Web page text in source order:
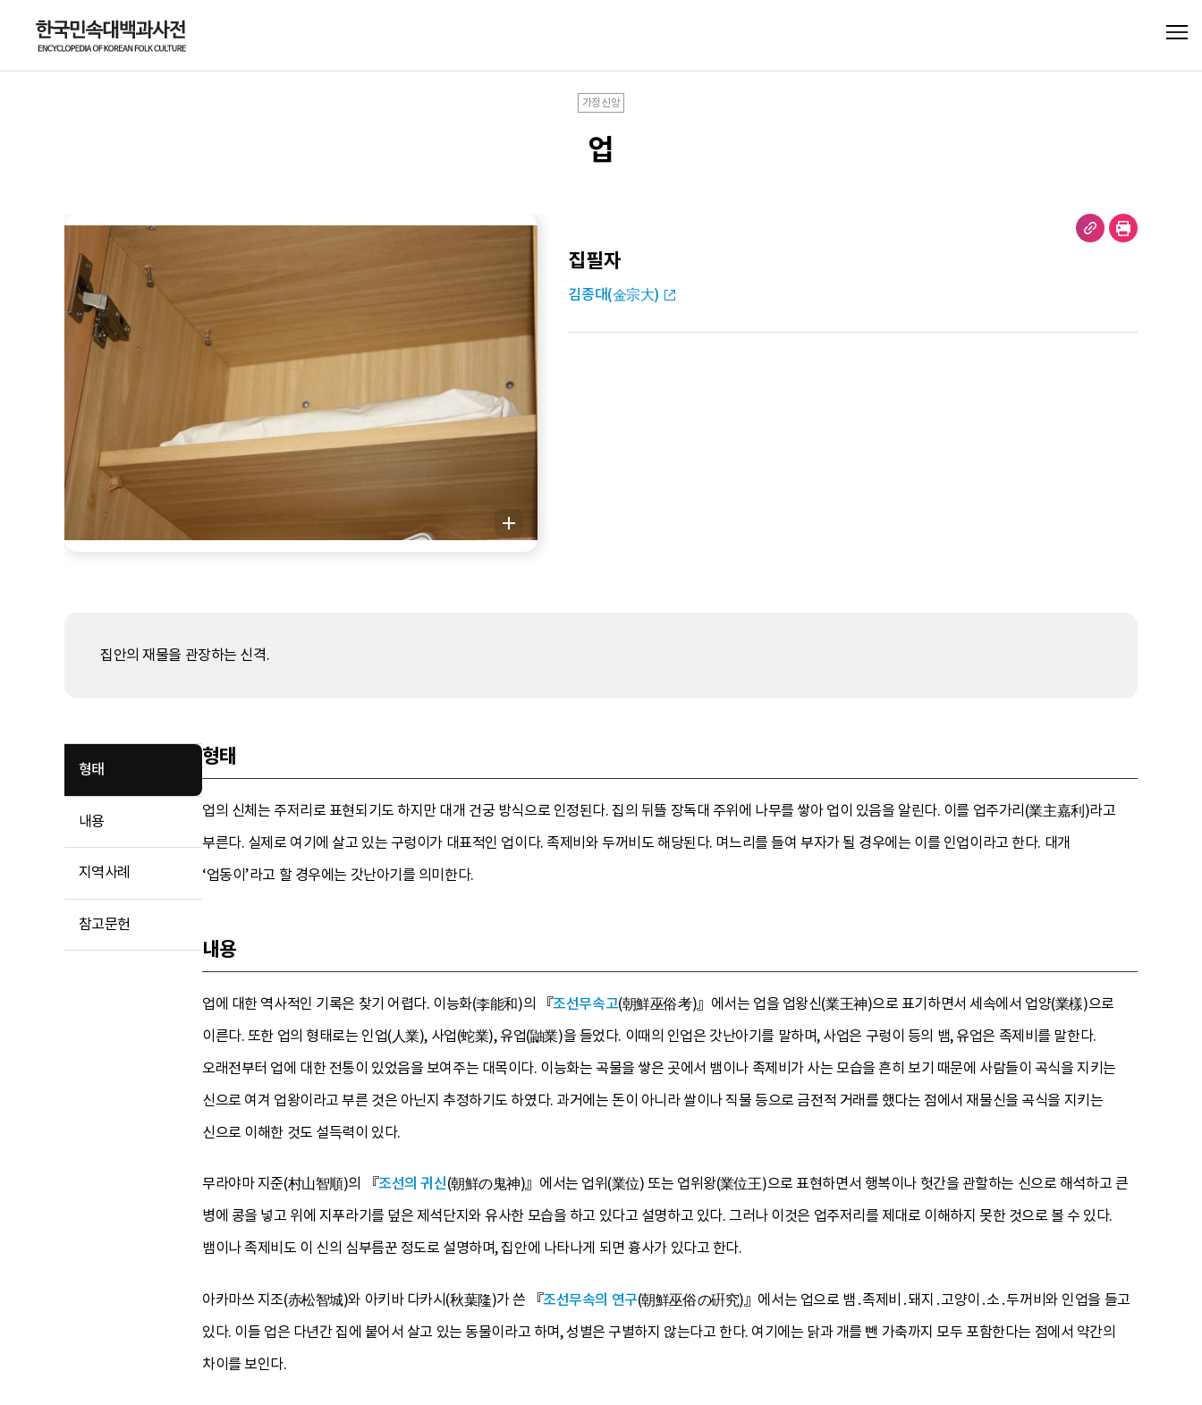
가정신앙
업
집필자
김종대(金宗大)
집안의 재물을 관장하는 신격.
형태
내용
지역사례
참고문헌
형태
업의 신체는 주저리로 표현되기도 하지만 대개 건궁 방식으로 인정된다. 집의 뒤뜰 장독대 주위에 나무를 쌓아 업이 있음을 알린다. 이를 업주가리(業主嘉利)라고
부른다. 실제로 여기에 살고 있는 구렁이가 대표적인 업이다. 족제비와 두꺼비도 해당된다. 며느리를 들여 부자가 될 경우에는 이를 인업이라고 한다. 대개
‘업동이’라고 할 경우에는 갓난아기를 의미한다.
내용
업에 대한 역사적인 기록은 찾기 어렵다. 이능화(李能和)의 『조선무속고(朝鮮巫俗考)』에서는 업을 업왕신(業王神)으로 표기하면서 세속에서 업양(業樣)으로
이른다. 또한 업의 형태로는 인업(人業), 사업(蛇業), 유업(鼬業)을 들었다. 이때의 인업은 갓난아기를 말하며, 사업은 구렁이 등의 뱀, 유업은 족제비를 말한다.
오래전부터 업에 대한 전통이 있었음을 보여주는 대목이다. 이능화는 곡물을 쌓은 곳에서 뱀이나 족제비가 사는 모습을 흔히 보기 때문에 사람들이 곡식을 지키는
신으로 여겨 업왕이라고 부른 것은 아닌지 추정하기도 하였다. 과거에는 돈이 아니라 쌀이나 직물 등으로 금전적 거래를 했다는 점에서 재물신을 곡식을 지키는
신으로 이해한 것도 설득력이 있다.
무라야마 지준(村山智順)의 『조선의 귀신(朝鮮の鬼神)』에서는 업위(業位) 또는 업위왕(業位王)으로 표현하면서 행복이나 헛간을 관할하는 신으로 해석하고 큰
병에 콩을 넣고 위에 지푸라기를 덮은 제석단지와 유사한 모습을 하고 있다고 설명하고 있다. 그러나 이것은 업주저리를 제대로 이해하지 못한 것으로 볼 수 있다.
뱀이나 족제비도 이 신의 심부름꾼 정도로 설명하며, 집안에 나타나게 되면 흉사가 있다고 한다.
아카마쓰 지조(赤松智城)와 아키바 다카시(秋葉隆)가 쓴 『조선무속의 연구(朝鮮巫俗の硏究)』에서는 업으로 뱀․족제비․돼지․고양이․소․두꺼비와 인업을 들고
있다. 이들 업은 다년간 집에 붙어서 살고 있는 동물이라고 하며, 성별은 구별하지 않는다고 한다. 여기에는 닭과 개를 뺀 가축까지 모두 포함한다는 점에서 약간의
차이를 보인다.